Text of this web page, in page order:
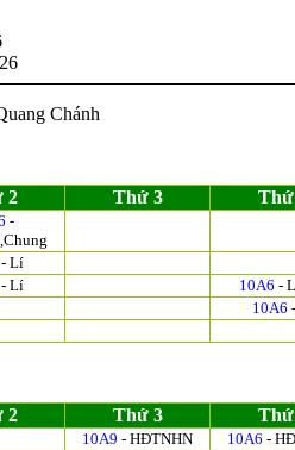
Chánh
2 Thứ 3 Thứ
-
Lí
- Lí 10A6 -
10A6
2 Thứ 3 Thứ
10A9 - HĐTNHN 10A6 -